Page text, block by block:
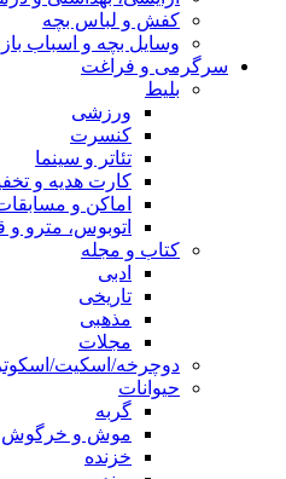
کفش و لباس بچه
وسایل بچه و اسباب
سرگرمی و فراغت
بلیط
ورزشی
کنسرت
تئاتر و سینما
کارت هدیه و
اماکن و
اتوبوس، مترو و
کتاب و مجله
ادبی
تاریخی
مذهبی
مجلات
دوچرخه/اسکیت/اسکوتر
حیوانات
گربه
موش و خرگوش
خزنده